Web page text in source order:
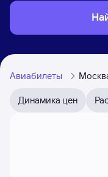
Авиабилеты
Динамика цен